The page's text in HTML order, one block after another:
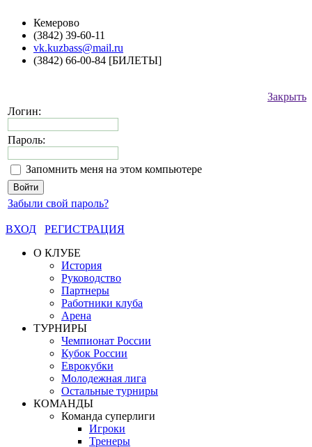
Кемерово
(3842) 39-60-11
vk.kuzbass@mail.ru
(3842) 66-00-84 [БИЛЕТЫ]
Закрыть
Логин:
Пароль:
Запомнить меня на этом компьютере
Забыли свой пароль?
ВХОД
РЕГИСТРАЦИЯ
О КЛУБЕ
История
Руководство
Партнеры
Работники клуба
Арена
ТУРНИРЫ
Чемпионат России
Кубок России
Еврокубки
Молодежная лига
Остальные турниры
КОМАНДЫ
Команда суперлиги
Игроки
Тренеры